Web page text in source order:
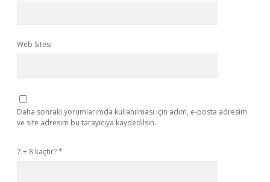
Web Sitesi
Daha sonraki yorumlarımda kullanılması için adım, e-posta adresim
ve site adresim bu tarayıcıya kaydedilsin.
7 + 8 kaçtır?*